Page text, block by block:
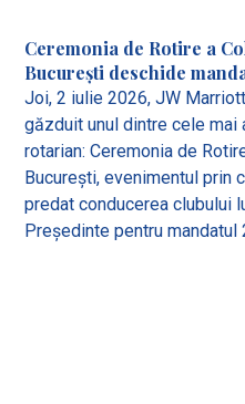
Ceremonia de Rotire a
București deschide
Joi, 2 iulie 2026, JW
găzduit unul dintre cele mai
rotarian: Ceremonia de
București, evenimentul prin
predat conducerea clubului
Președinte pentru mandatul